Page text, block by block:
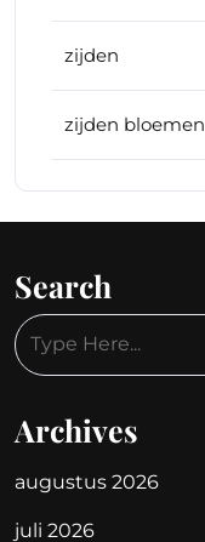
zijden
zijden bloemen
Search
Archives
augustus 2026
juli 2026